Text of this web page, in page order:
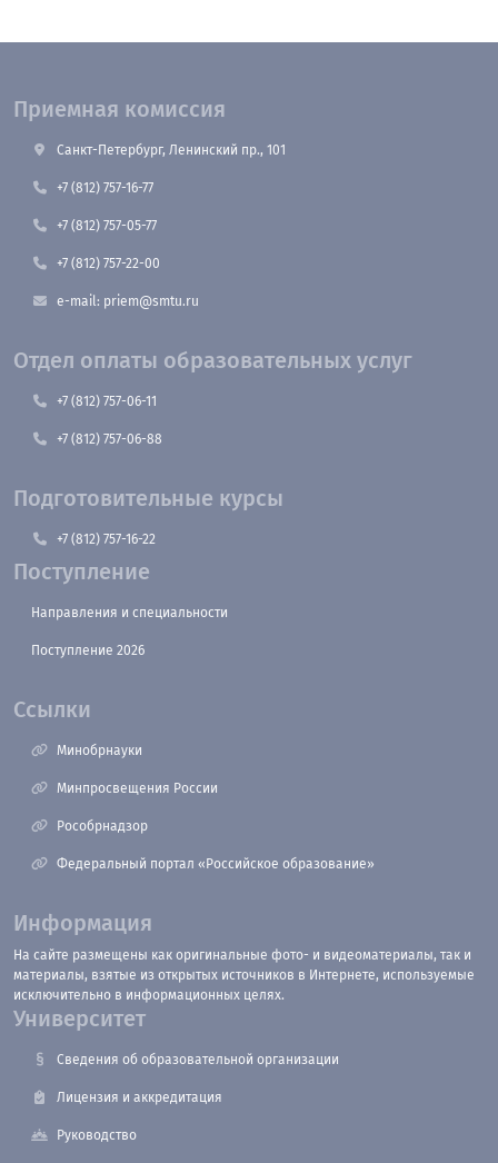
Приемная комиссия
Санкт-Петербург, Ленинский пр., 101
+7 (812) 757-16-77
+7 (812) 757-05-77
+7 (812) 757-22-00
e-mail: priem@smtu.ru
Отдел оплаты образовательных услуг
+7 (812) 757-06-11
+7 (812) 757-06-88
Подготовительные курсы
+7 (812) 757-16-22
Поступление
Направления и специальности
Поступление 2026
Ссылки
Минобрнауки
Минпросвещения России
Рособрнадзор
Федеральный портал «Российское образование»
Информация
На сайте размещены как оригинальные фото- и видеоматериалы, так и
материалы, взятые из открытых источников в Интернете, используемые
исключительно в информационных целях.
Университет
Сведения об образовательной организации
Лицензия и аккредитация
Руководство